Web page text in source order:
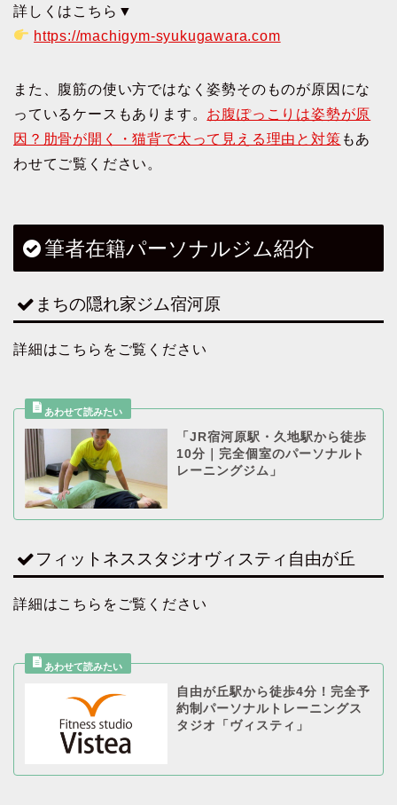
詳しくはこちら▼
https://machigym-syukugawara.com
また、腹筋の使い方ではなく姿勢そのものが原因にな
っているケースもあります。 お腹ぽっこりは姿勢が原
因？肋骨が開く・猫背で太って見える理由と対策 もあ
わせてご覧ください。
筆者在籍パーソナルジム紹介
まちの隠れ家ジム宿河原
詳細はこちらをご覧ください
「JR宿河原駅・久地駅から徒歩
10分｜完全個室のパーソナルト
レーニングジム」
フィットネススタジオヴィスティ自由が丘
詳細はこちらをご覧ください
自由が丘駅から徒歩4分！完全予
約制パーソナルトレーニングス
タジオ「ヴィスティ」